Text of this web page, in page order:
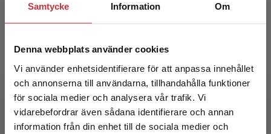
Samtycke Information Om
Denna webbplats använder cookies
Vi använder enhetsidentifierare för att anpassa innehållet
och annonserna till användarna, tillhandahålla funktioner
för sociala medier och analysera vår trafik. Vi
vidarebefordrar även sådana identifierare och annan
information från din enhet till de sociala medier och
Begränsad fraktregion
Melin-Johansson, Christina m.fl. (red.)
434 krinkl. moms
Exkl. moms: 409 kr